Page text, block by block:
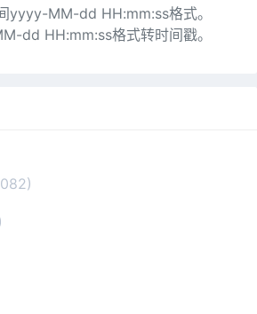
yyyy-MM-dd HH:mm:ss格式。
dd HH:mm:ss格式转时间戳。